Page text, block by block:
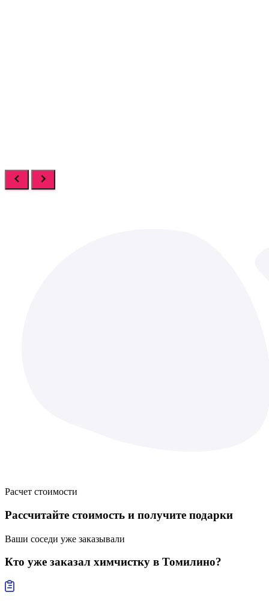
Расчет стоимости
Рассчитайте стоимость и получите подарки
Ваши соседи уже заказывали
Кто уже заказал химчистку в Томилино?